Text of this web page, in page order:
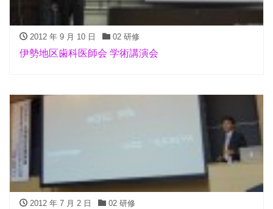
2012 年 9 月 10 日 02 研修
伊勢地区歯科医師会 学術講演会
2012 年 7 月 2 日 02 研修